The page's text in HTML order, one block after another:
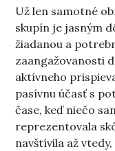
Už len samotné
skupín je jasným
žiadanou a
zaangažovanosti
aktívneho
pasívnu účasť s
čase, keď niečo
reprezentovala
navštívila až